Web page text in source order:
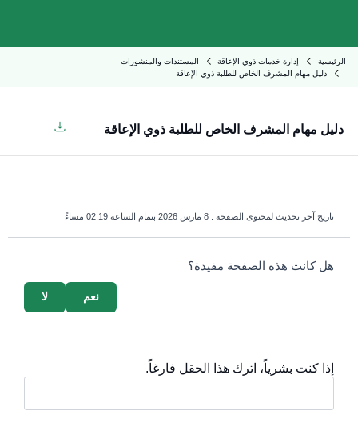
الرئيسية إدارة خدمات ذوي الإعاقة
المستندات والمنشورات
دليل مهام المشرف الخاص للطلبة ذوي الإعاقة
دليل مهام المشرف الخاص للطلبة ذوي الإعاقة
تاريخ آخر تحديث لمحتوى الصفحة : 8 مارس 2026 بتمام الساعة 02:19 مساءً
survey_v2
هل كانت هذه الصفحة مفيدة؟
لا نعم
إذا كنت بشرياً، اترك هذا الحقل فارغاً.